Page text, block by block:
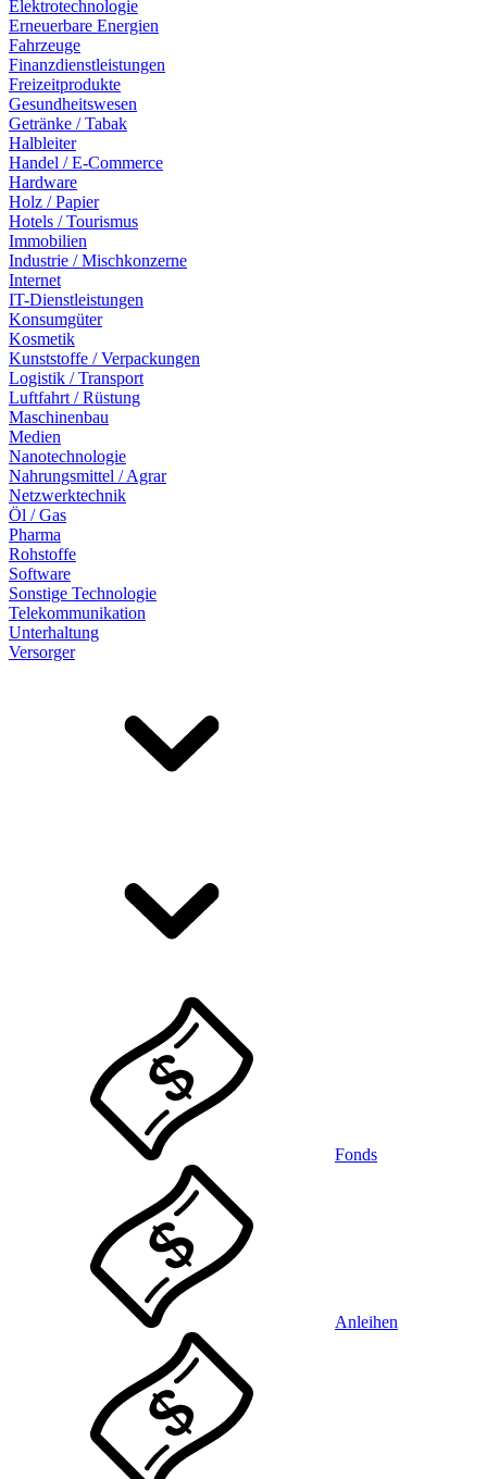
Elektrotechnologie
Erneuerbare Energien
Fahrzeuge
Finanzdienstleistungen
Freizeitprodukte
Gesundheitswesen
Getränke / Tabak
Halbleiter
Handel / E-Commerce
Hardware
Holz / Papier
Hotels / Tourismus
Immobilien
Industrie / Mischkonzerne
Internet
IT-Dienstleistungen
Konsumgüter
Kosmetik
Kunststoffe / Verpackungen
Logistik / Transport
Luftfahrt / Rüstung
Maschinenbau
Medien
Nanotechnologie
Nahrungsmittel / Agrar
Netzwerktechnik
Öl / Gas
Pharma
Rohstoffe
Software
Sonstige Technologie
Telekommunikation
Unterhaltung
Versorger
Fonds
Anleihen